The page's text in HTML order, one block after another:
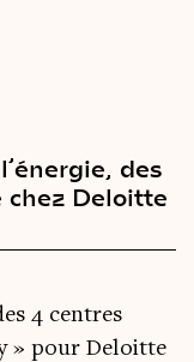
des
chez Deloitte
4 centres
» pour Deloitte